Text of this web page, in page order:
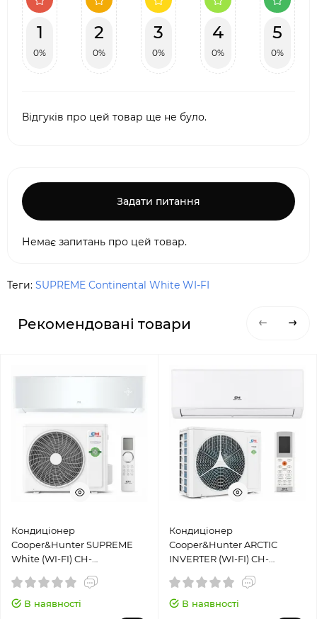
1
0%
2
0%
3
0%
4
0%
5
0%
Відгуків про цей товар ще не було.
Задати питання
Немає запитань про цей товар.
Теги: SUPREME Continental White WI-FI
Рекомендовані товари
Кондиціонер
Cooper&Hunter SUPREME
White (WI-FI) CH-
В наявності
Кондиціонер
Cooper&Hunter ARCTIC
INVERTER (WI-FI) CH-
В наявності